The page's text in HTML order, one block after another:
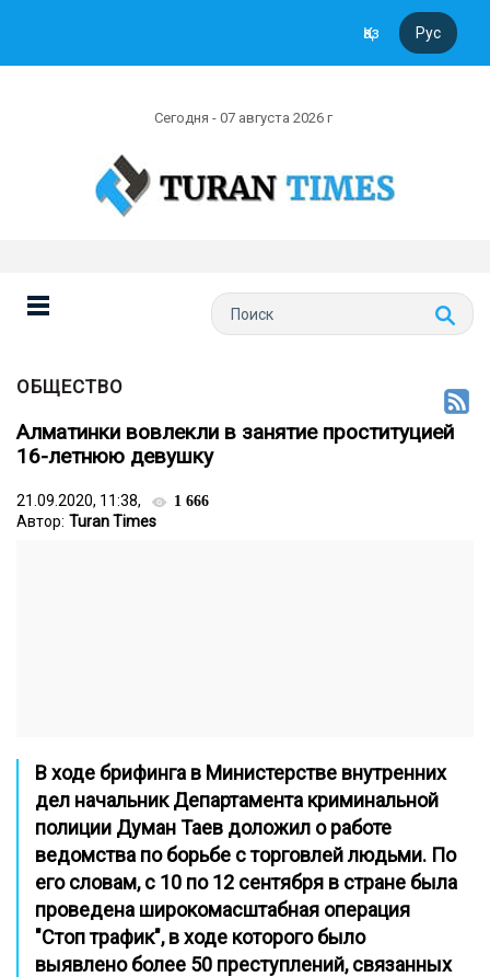
Қаз Рус
Сегодня - 07 августа 2026 г
ОБЩЕСТВО
Алматинки вовлекли в занятие проституцией
16-летнюю девушку
21.09.2020, 11:38, 1 666
Автор: Turan Times
В ходе брифинга в Министерстве внутренних
дел начальник Департамента криминальной
полиции Думан Таев доложил о работе
ведомства по борьбе с торговлей людьми. По
его словам, с 10 по 12 сентября в стране была
проведена широкомасштабная операция
"Стоп трафик", в ходе которого было
выявлено более 50 преступлений, связанных